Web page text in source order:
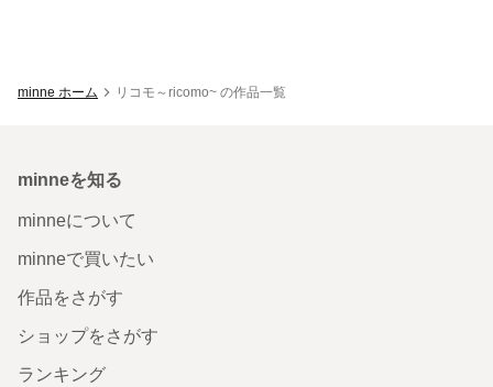
minne ホーム リコモ～ricomo~ の作品一覧
minneを知る
minneについて
minneで買いたい
作品をさがす
ショップをさがす
ランキング